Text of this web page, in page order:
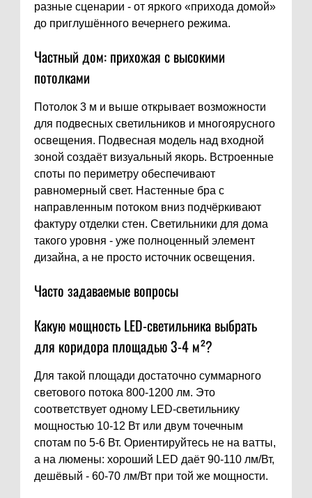
разные сценарии - от яркого «прихода домой»
до приглушённого вечернего режима.
Частный дом: прихожая с высокими
потолками
Потолок 3 м и выше открывает возможности
для подвесных светильников и многоярусного
освещения. Подвесная модель над входной
зоной создаёт визуальный якорь. Встроенные
споты по периметру обеспечивают
равномерный свет. Настенные бра с
направленным потоком вниз подчёркивают
фактуру отделки стен. Светильники для дома
такого уровня - уже полноценный элемент
дизайна, а не просто источник освещения.
Часто задаваемые вопросы
Какую мощность LED-светильника выбрать
для коридора площадью 3-4 м²?
Для такой площади достаточно суммарного
светового потока 800-1200 лм. Это
соответствует одному LED-светильнику
мощностью 10-12 Вт или двум точечным
спотам по 5-6 Вт. Ориентируйтесь не на ватты,
а на люмены: хороший LED даёт 90-110 лм/Вт,
дешёвый - 60-70 лм/Вт при той же мощности.